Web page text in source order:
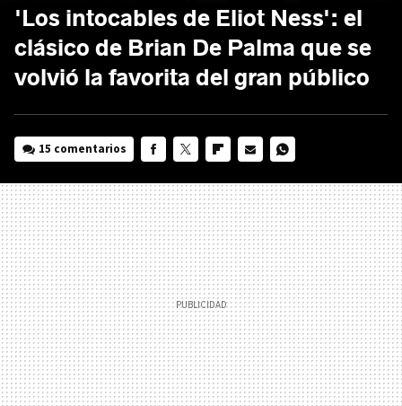
'Los intocables de Eliot Ness': el
clásico de Brian De Palma que se
volvió la favorita del gran público
15 comentarios
MAIL